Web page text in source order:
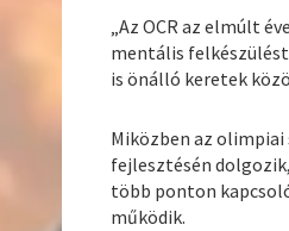
„Az OCR az elmúlt
mentális
is önálló keretek
Miközben az
fejlesztésén
több ponton
működik.